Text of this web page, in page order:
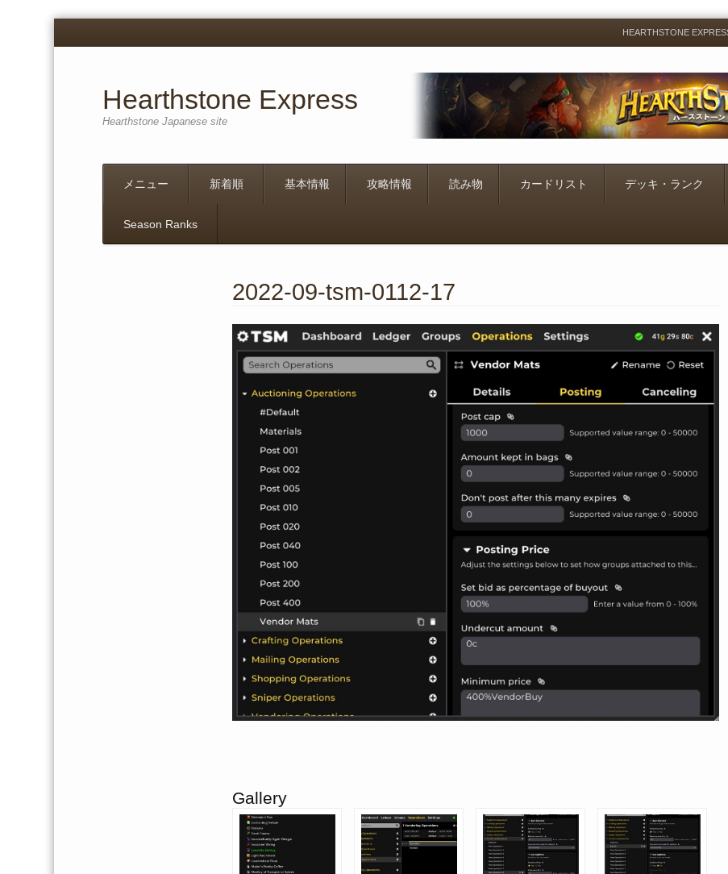
Menu
Skip
to
HEARTHSTONE
Hearthstone Express
Hearthstone Japanese site
メニュー 新着順 基本情報 攻略情報 読み物 カードリスト デッキ・ランク
Season Ranks
2022-09-tsm-0112-17
Gallery